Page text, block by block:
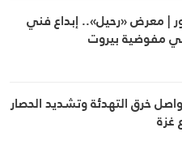
| معرض «رحيل».. إبداع فني
مفوضية بيروت
خرق التهدئة وتشديد الحصار
غزة